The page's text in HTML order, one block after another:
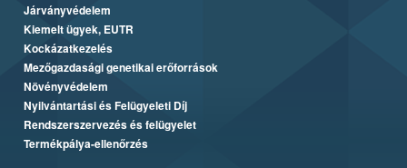
Járványvédelem
Kiemelt ügyek, EUTR
Kockázatkezelés
Mezőgazdasági genetikai erőforrások
Növényvédelem
Nyilvántartási és Felügyeleti Díj
Rendszerszervezés és felügyelet
Termékpálya-ellenőrzés